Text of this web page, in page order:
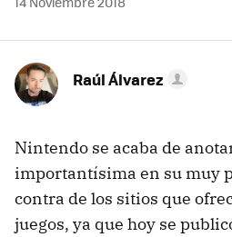
Raúl Álvarez
Nintendo se acaba de
importantísima en su muy
contra de los sitios que
juegos, ya que hoy se